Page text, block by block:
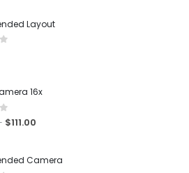
Layout
5
16x
of 5
$111.00
Camera